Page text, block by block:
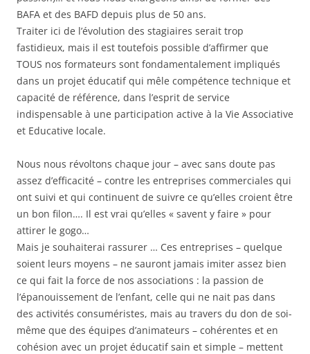
BAFA et des BAFD depuis plus de 50 ans.
Traiter ici de l’évolution des stagiaires serait trop
fastidieux, mais il est toutefois possible d’affirmer que
TOUS nos formateurs sont fondamentalement impliqués
dans un projet éducatif qui mêle compétence technique et
capacité de référence, dans l’esprit de service
indispensable à une participation active à la Vie Associative
et Educative locale.
Nous nous révoltons chaque jour – avec sans doute pas
assez d’efficacité – contre les entreprises commerciales qui
ont suivi et qui continuent de suivre ce qu’elles croient être
un bon filon…. Il est vrai qu’elles « savent y faire » pour
attirer le gogo…
Mais je souhaiterai rassurer … Ces entreprises – quelque
soient leurs moyens – ne sauront jamais imiter assez bien
ce qui fait la force de nos associations : la passion de
l’épanouissement de l’enfant, celle qui ne nait pas dans
des activités consuméristes, mais au travers du don de soi-
même que des équipes d’animateurs – cohérentes et en
cohésion avec un projet éducatif sain et simple – mettent